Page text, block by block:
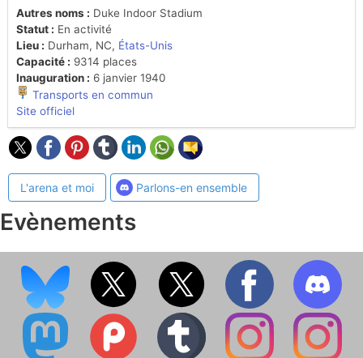
Autres noms : Duke Indoor Stadium
Statut : En activité
Lieu : Durham, NC, États-Unis
Capacité : 9314 places
Inauguration : 6 janvier 1940
Transports en commun
Site officiel
L'arena et moi Parlons-en ensemble
Evènements